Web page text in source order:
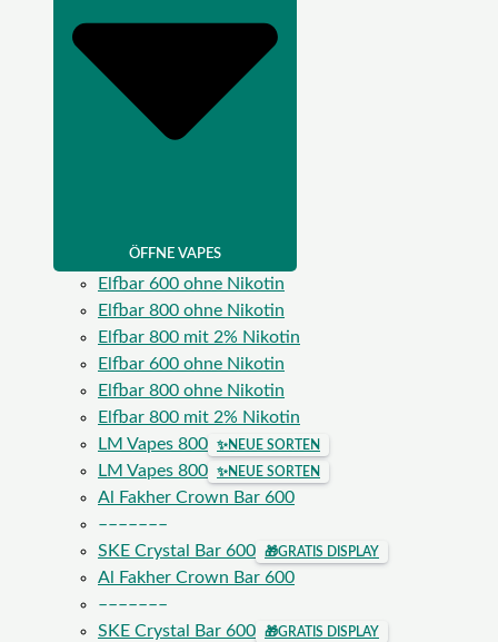
ÖFFNE VAPES
Elfbar 600 ohne Nikotin
Elfbar 800 ohne Nikotin
Elfbar 800 mit 2% Nikotin
Elfbar 600 ohne Nikotin
Elfbar 800 ohne Nikotin
Elfbar 800 mit 2% Nikotin
LM Vapes 800
✨NEUE SORTEN
LM Vapes 800 ✨NEUE SORTEN
Al Fakher Crown Bar 600
–––––––
SKE Crystal Bar 600
🎁GRATIS DISPLAY
Al Fakher Crown Bar 600
–––––––
SKE Crystal Bar 600
🎁GRATIS DISPLAY